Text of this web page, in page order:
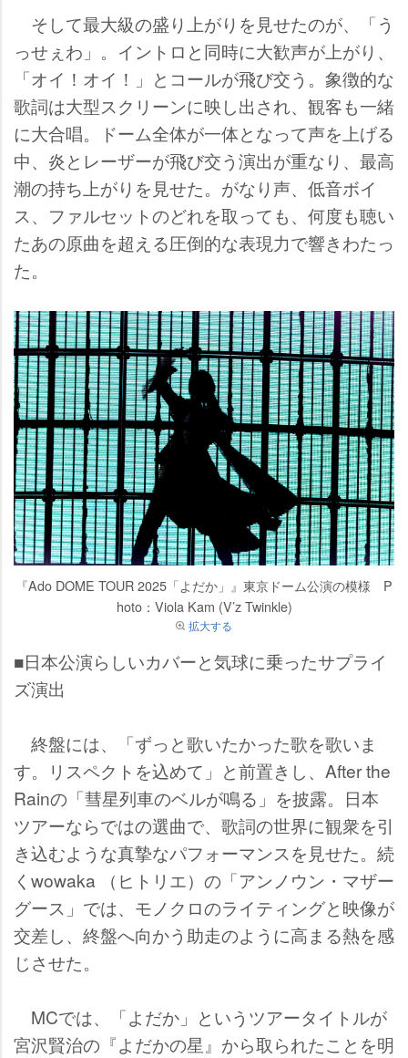
そして最大級の盛り上がりを見せたのが、「う
っせぇわ」。イントロと同時に大歓声が上がり、
「オイ！オイ！」とコールが飛び交う。象徴的な
歌詞は大型スクリーンに映し出され、観客も一緒
に大合唱。ドーム全体が一体となって声を上げる
中、炎とレーザーが飛び交う演出が重なり、最高
潮の持ち上がりを見せた。がなり声、低音ボイ
ス、ファルセットのどれを取っても、何度も聴い
たあの原曲を超える圧倒的な表現力で響きわたっ
た。
『Ado DOME TOUR 2025「よだか」』東京ドーム公演の模様 P
hoto：Viola Kam (V’z Twinkle)
拡大する
■日本公演らしいカバーと気球に乗ったサプライ
ズ演出
終盤には、「ずっと歌いたかった歌を歌いま
す。リスペクトを込めて」と前置きし、After the
Rainの「彗星列車のベルが鳴る」を披露。日本
ツアーならではの選曲で、歌詞の世界に観衆を引
き込むような真摯なパフォーマンスを見せた。続
くwowaka （ヒトリエ）の「アンノウン・マザー
グース」では、モノクロのライティングと映像が
交差し、終盤へ向かう助走のように高まる熱を感
じさせた。
MCでは、「よだか」というツアータイトルが
宮沢賢治の『よだかの星』から取られたことを明